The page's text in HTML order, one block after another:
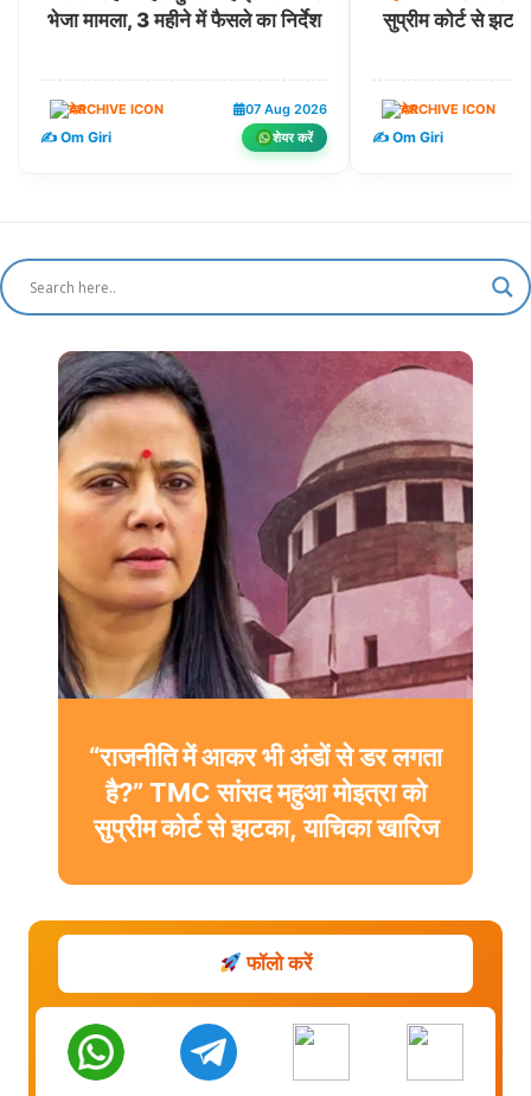
भेजा मामला, 3 महीने में फैसले का निर्देश
देश 07 Aug 2026
✍️ Om Giri शेयर करें
सुप्रीम कोर्ट से
देश
✍️ Om Giri
“राजनीति में आकर भी अंडों से डर लगता
है?” TMC सांसद महुआ मोइत्रा को
सुप्रीम कोर्ट से झटका, याचिका खारिज
फॉलो करें